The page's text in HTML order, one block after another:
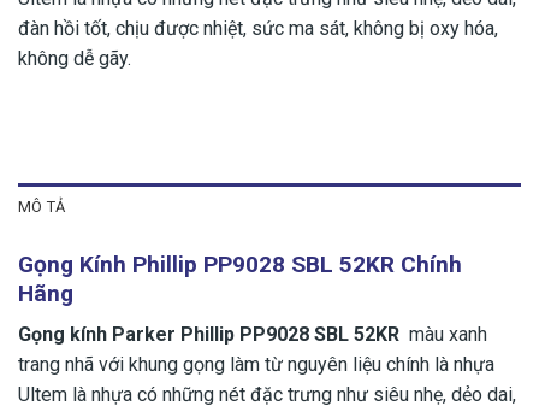
đàn hồi tốt, chịu được nhiệt, sức ma sát, không bị oxy hóa,
không dễ gãy.
MÔ TẢ
Gọng Kính Phillip PP9028 SBL 52KR Chính
Hãng
Gọng kính Parker Phillip PP9028 SBL 52KR màu xanh
trang nhã với khung gọng làm từ nguyên liệu chính là nhựa
Ultem là nhựa có những nét đặc trưng như siêu nhẹ, dẻo dai,